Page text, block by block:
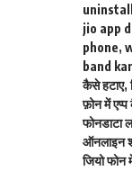
jio app
phone,
band
कैसे हटाए,
फ़ोन में
फोनडाटा
ऑनलाइन
जियो